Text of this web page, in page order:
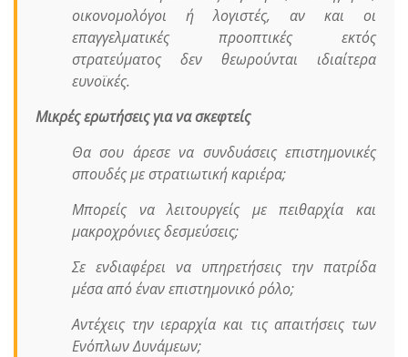
οικονομολόγοι ή λογιστές, αν και οι
επαγγελματικές προοπτικές εκτός
στρατεύματος δεν θεωρούνται ιδιαίτερα
ευνοϊκές.
Μικρές ερωτήσεις για να σκεφτείς
Θα σου άρεσε να συνδυάσεις επιστημονικές
σπουδές με στρατιωτική καριέρα;
Μπορείς να λειτουργείς με πειθαρχία και
μακροχρόνιες δεσμεύσεις;
Σε ενδιαφέρει να υπηρετήσεις την πατρίδα
μέσα από έναν επιστημονικό ρόλο;
Αντέχεις την ιεραρχία και τις απαιτήσεις των
Ενόπλων Δυνάμεων;